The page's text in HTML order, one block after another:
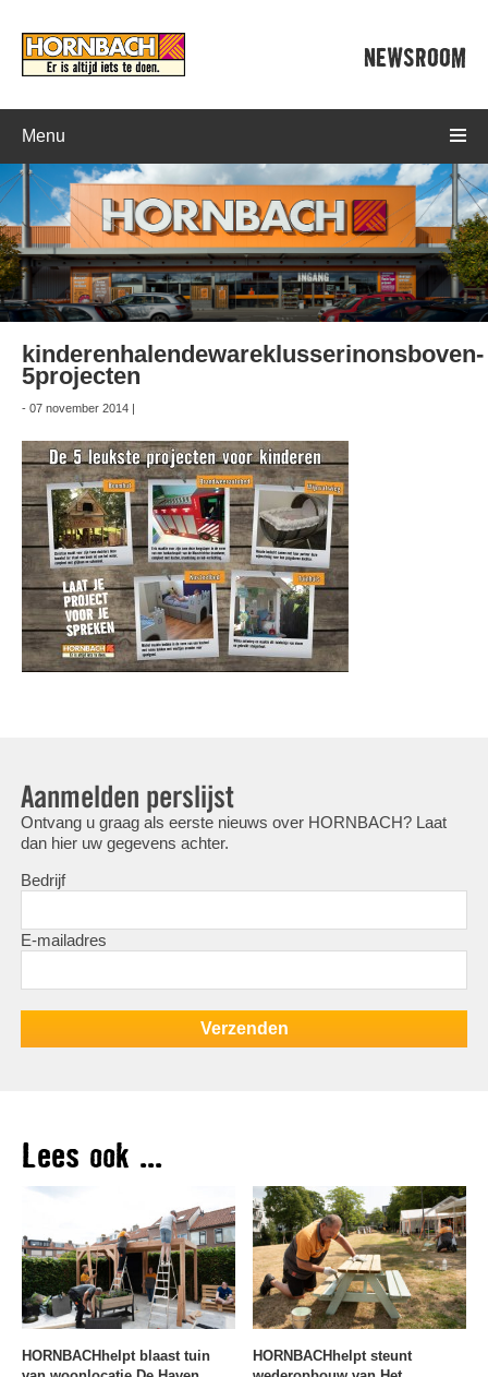
NEWSROOM
Menu
kinderenhalendewareklusserinonsboven-
5projecten
- 07 november 2014 |
Aanmelden perslijst
Ontvang u graag als eerste nieuws over HORNBACH? Laat
dan hier uw gegevens achter.
Bedrijf
E-mailadres
Lees ook ...
HORNBACHhelpt blaast tuin
HORNBACHhelpt steunt